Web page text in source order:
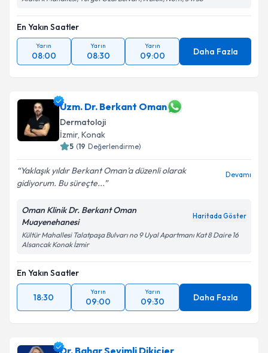
En Yakın Saatler
Yarın
08:00
Yarın
08:30
Yarın
09:00 Daha Fazla
Uzm. Dr. Berkant Oman
Dermatoloji
İzmir, Konak
5 (19 Değerlendirme)
Yaklaşık yıldır Berkant Oman’a düzenli olarak
gidiyorum. Bu süreçte...
Devamı
Oman Klinik Dr. Berkant Oman
Muayenehanesi
Haritada Göster
Kültür Mahallesi Talatpaşa Bulvarı no 9 Uyal Apartmanı Kat 8 Daire 16
Alsancak Konak İzmir
En Yakın Saatler
18:30
Yarın
09:00
Yarın
09:30 Daha Fazla
Dr. Bahar Sevimli Dikicier